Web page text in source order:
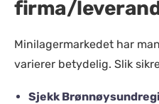
firma/
Minilagermarkedet har
varierer betydelig. Slik
Sjekk